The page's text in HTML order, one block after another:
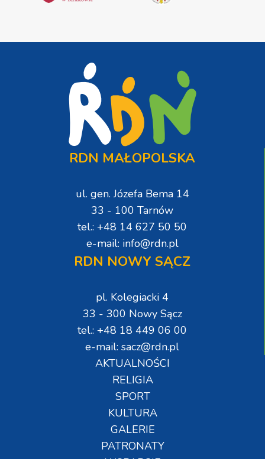
RDN MAŁOPOLSKA
ul. gen. Józefa Bema 14
33 - 100 Tarnów
tel.: +48 14 627 50 50
e-mail: info@rdn.pl
RDN NOWY SĄCZ
pl. Kolegiacki 4
33 - 300 Nowy Sącz
tel.: +48 18 449 06 00
e-mail: sacz@rdn.pl
AKTUALNOŚCI
RELIGIA
SPORT
KULTURA
GALERIE
PATRONATY